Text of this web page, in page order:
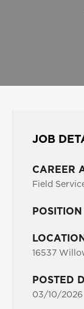
JOB
CAREER
Field
POSITION
16537
POSTED
03/10/2026